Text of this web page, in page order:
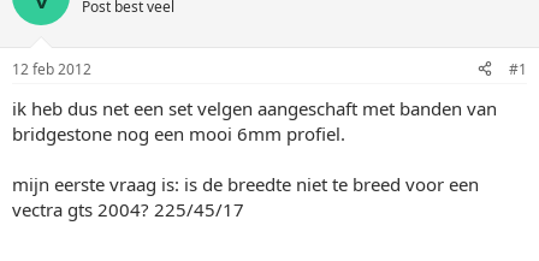
t
a
r
t
e
t
u
Post best veel
12 feb 2012 #1
ik heb dus net een set velgen aangeschaft met banden van
bridgestone nog een mooi 6mm profiel.
mijn eerste vraag is: is de breedte niet te breed voor een
vectra gts 2004? 225/45/17